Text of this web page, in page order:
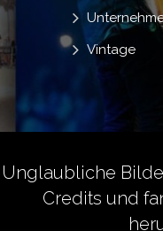
Vintage
Unglaubliche
Credits und